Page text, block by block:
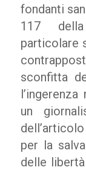
fondanti
117
particolare
sconfitta
un
per la
delle